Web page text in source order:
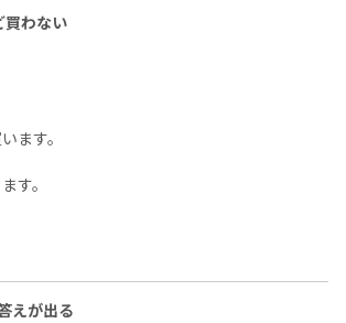
わない
ます。
す。
えが出る